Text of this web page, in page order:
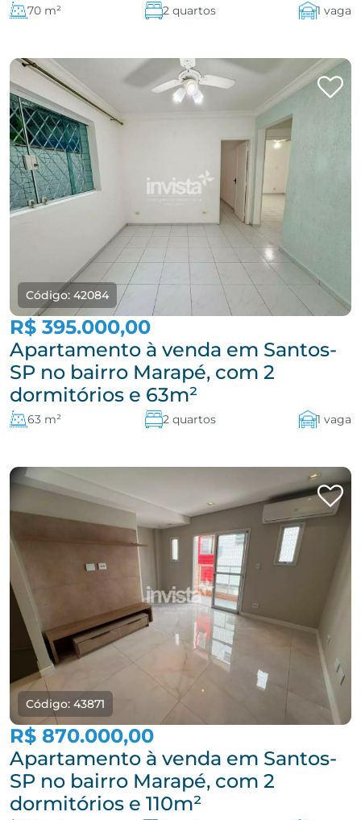
70 m² 2 quartos 1 vaga
Código: 42084
R$ 395.000,00
Apartamento à venda em Santos-
SP no bairro Marapé, com 2
dormitórios e 63m²
63 m² 2 quartos 1 vaga
Código: 43871
R$ 870.000,00
Apartamento à venda em Santos-
SP no bairro Marapé, com 2
dormitórios e 110m²